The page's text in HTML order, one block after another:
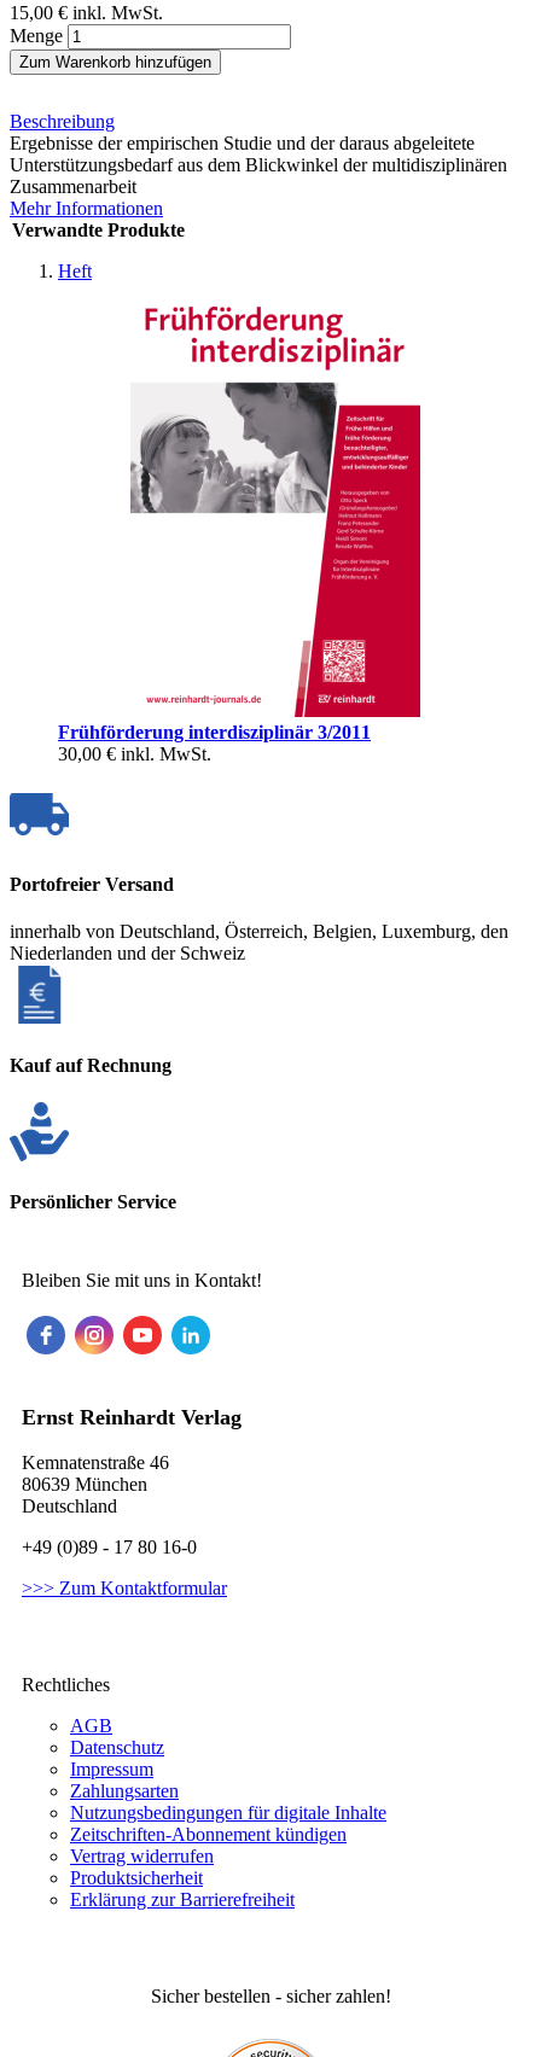
15,00 € inkl. MwSt.
Menge
Zum Warenkorb hinzufügen
Beschreibung
Ergebnisse der empirischen Studie und der daraus abgeleitete
Unterstützungsbedarf aus dem Blickwinkel der multidisziplinären
Zusammenarbeit
Mehr Informationen
Verwandte Produkte
Heft
Frühförderung interdisziplinär 3/2011
30,00 € inkl. MwSt.
Portofreier Versand
innerhalb von Deutschland, Österreich, Belgien, Luxemburg, den
Niederlanden und der Schweiz
Kauf auf Rechnung
Persönlicher Service
Bleiben Sie mit uns in Kontakt!
Ernst Reinhardt Verlag
Kemnatenstraße 46
80639 München
Deutschland
+49 (0)89 - 17 80 16-0
>>> Zum Kontaktformular
Rechtliches
AGB
Datenschutz
Impressum
Zahlungsarten
Nutzungsbedingungen für digitale Inhalte
Zeitschriften-Abonnement kündigen
Vertrag widerrufen
Produktsicherheit
Erklärung zur Barrierefreiheit
Sicher bestellen - sicher zahlen!